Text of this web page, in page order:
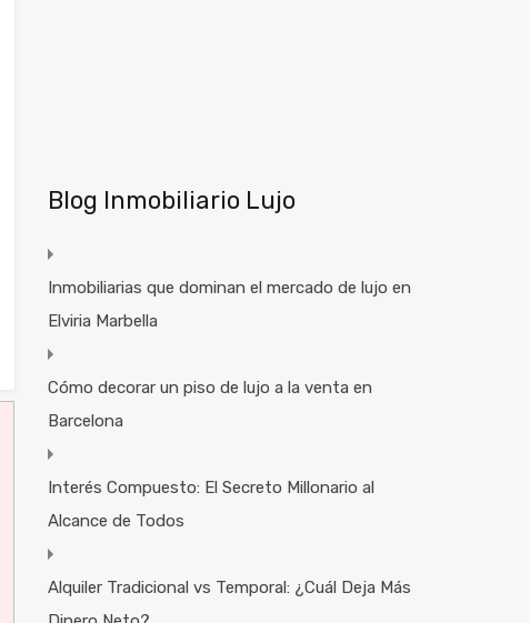
Blog Inmobiliario Lujo
Inmobiliarias que dominan el mercado de lujo en
Elviria Marbella
Cómo decorar un piso de lujo a la venta en
Barcelona
Interés Compuesto: El Secreto Millonario al
Alcance de Todos
Alquiler Tradicional vs Temporal: ¿Cuál Deja Más